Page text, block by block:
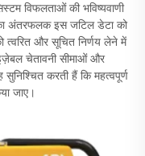
विफलताओं की भविष्यवाणी
अंतरफलक इस जटिल डेटा को
और सूचित निर्णय लेने में
चेतावनी सीमाओं और
करती हैं कि महत्वपूर्ण
जाए।